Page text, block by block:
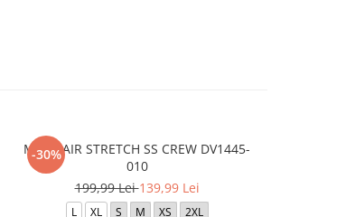
-30%
M J JD AIR STRETCH SS CREW DV1445-
010
199,99 Lei139,99 Lei
L XL S M XS 2XL